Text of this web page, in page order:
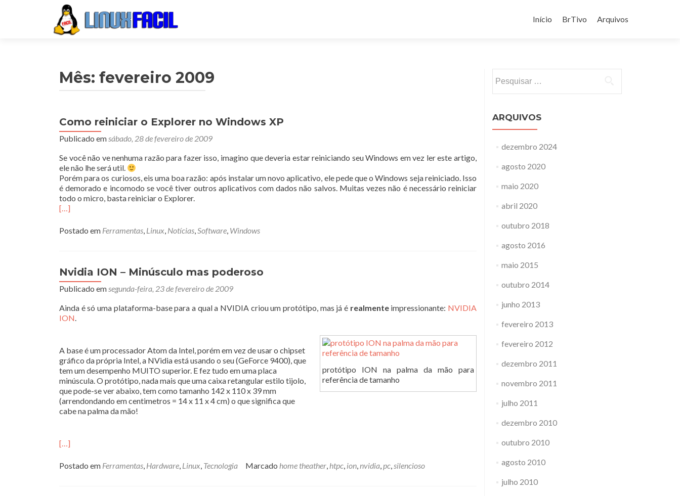
para
Início BrTivo Arquivos
Mês: fevereiro 2009
Como reiniciar o Explorer no Windows XP
Publicado emsábado, 28 de fevereiro de 2009
Se você não ve nenhuma razão para fazer isso, imagino que deveria estar reiniciando seu Windows em vez ler este artigo,
ele não lhe será util.
Porém para os curiosos, eis uma boa razão: após instalar um novo aplicativo, ele pede que o Windows seja reiniciado. Isso
é demorado e incomodo se você tiver outros aplicativos com dados não salvos. Muitas vezes não é necessário reiniciar
todo o micro, basta reiniciar o Explorer.
[…]
Postado em Ferramentas, Linux, Notícias,Software, Windows
Nvidia ION – Minúsculo mas poderoso
Publicado emsegunda-feira, 23 de fevereiro de 2009
Ainda é só uma plataforma-base para a qual a NVIDIA criou um protótipo, mas já é realmente impressionante: NVIDIA
ION.
protótipo ION na palma da mão para
referência de tamanho
A base é um processador Atom da Intel, porém em vez de usar o chipset
gráfico da própria Intel, a NVidia está usando o seu (GeForce 9400), que
tem um desempenho MUITO superior. E fez tudo em uma placa
minúscula. O protótipo, nada mais que uma caixa retangular estilo tijolo,
que pode-se ver abaixo, tem como tamanho 142 x 110 x 39 mm
(arrendondando em centimetros = 14 x 11 x 4 cm) o que significa que
cabe na palma da mão!
[…]
Postado em Ferramentas, Hardware, Linux, Tecnologia Marcado home theather, htpc, ion,nvidia,pc,silencioso
por:
ARQUIVOS
dezembro 2024
agosto 2020
maio 2020
abril 2020
outubro 2018
agosto 2016
maio 2015
outubro 2014
junho 2013
fevereiro 2013
fevereiro 2012
dezembro 2011
novembro 2011
julho 2011
dezembro 2010
outubro 2010
agosto 2010
julho 2010